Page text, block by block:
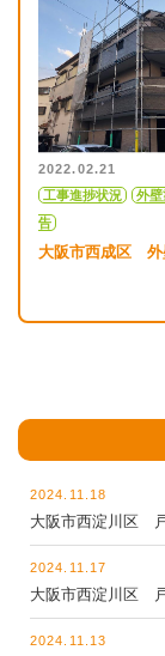
2022.02.21
工事進捗状況
外壁
告
大阪市西成区 外
2024.11.18
大阪市西淀川区
2024.11.17
大阪市西淀川区
2024.11.13